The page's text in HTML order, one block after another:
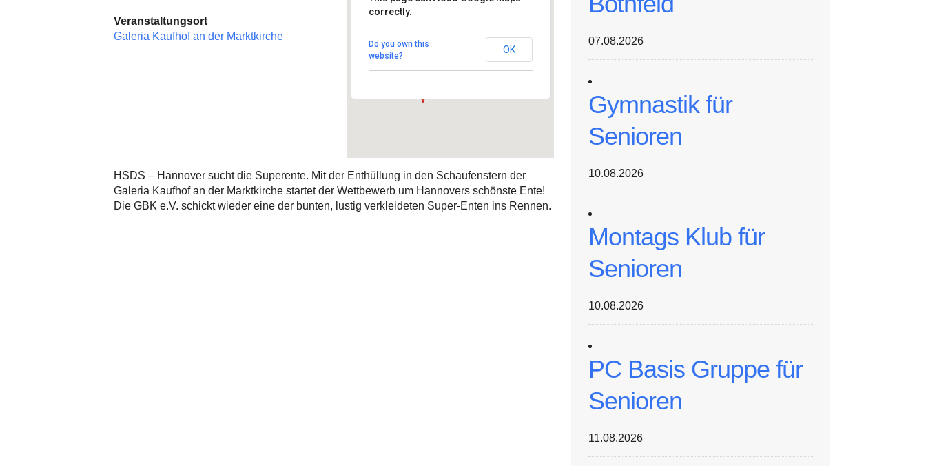
Seilwinderstraße 8 - Hannover
Veranstaltungen
correctly.
Do you own this
website?
OK
Veranstaltungsort
Galeria Kaufhof an der Marktkirche
HSDS – Hannover sucht die Superente. Mit der Enthüllung in den Schaufenstern der
Galeria Kaufhof an der Marktkirche startet der Wettbewerb um Hannovers schönste Ente!
Die GBK e.V. schickt wieder eine der bunten, lustig verkleideten Super-Enten ins Rennen.
07.08.2026
Gymnastik für
Senioren
10.08.2026
Montags Klub für
Senioren
10.08.2026
PC Basis Gruppe für
Senioren
11.08.2026